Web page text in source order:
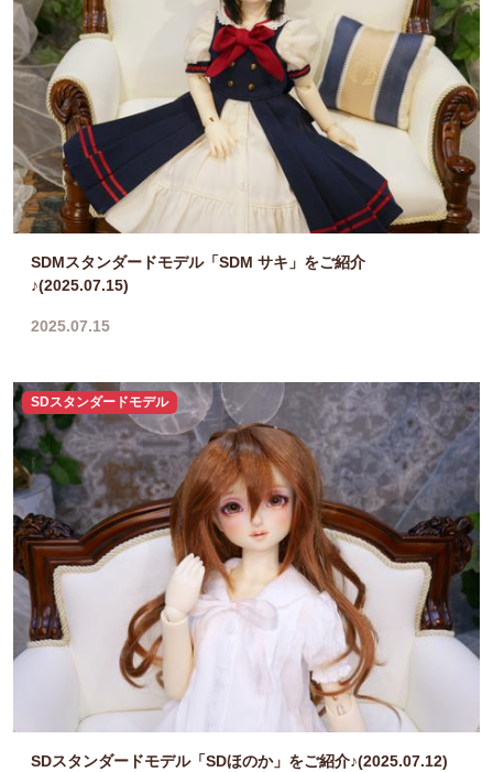
SDMスタンダードモデル「SDM サキ」をご紹介
♪(2025.07.15)
2025.07.15
SDスタンダードモデル
SDスタンダードモデル「SDほのか」をご紹介♪(2025.07.12)